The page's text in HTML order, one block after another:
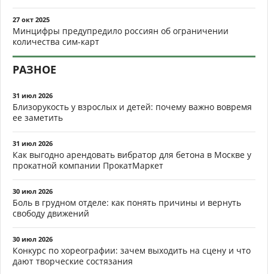
27 окт 2025
Минцифры предупредило россиян об ограничении
количества сим-карт
РАЗНОЕ
31 июл 2026
Близорукость у взрослых и детей: почему важно вовремя
ее заметить
31 июл 2026
Как выгодно арендовать вибратор для бетона в Москве у
прокатной компании ПрокатМаркет
30 июл 2026
Боль в грудном отделе: как понять причины и вернуть
свободу движений
30 июл 2026
Конкурс по хореографии: зачем выходить на сцену и что
дают творческие состязания